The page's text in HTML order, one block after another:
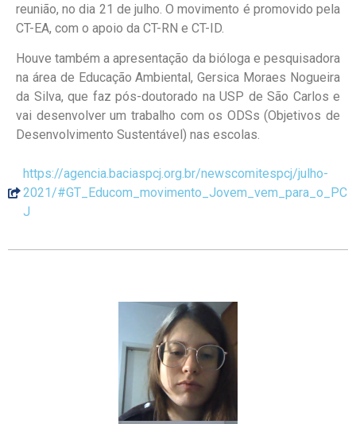
reunião, no dia 21 de julho. O movimento é promovido pela
CT-EA, com o apoio da CT-RN e CT-ID.
Houve também a apresentação da bióloga e pesquisadora
na área de Educação Ambiental, Gersica Moraes Nogueira
da Silva, que faz pós-doutorado na USP de São Carlos e
vai desenvolver um trabalho com os ODSs (Objetivos de
Desenvolvimento Sustentável) nas escolas.
https://agencia.baciaspcj.org.br/newscomitespcj/julho-
2021/#GT_Educom_movimento_Jovem_vem_para_o_PC
J